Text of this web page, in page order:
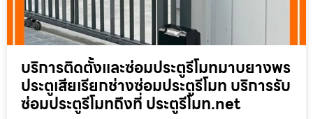
บริการติดตั้งและซ่อมประตูรีโมทมาบยางพร
ประตูเสียเรียกช่างซ่อมประตูรีโมท บริการรับ
ซ่อมประตูรีโมทถึงที่ ประตูรีโมท.net